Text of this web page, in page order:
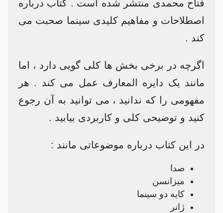
فتاح محمدی منتشر شده است . کتاب درباره
اصطلاحات و مفاهیم کلیدی سینما صحبت می
کند .
اگرچه در برخی بخش ها کلی گویی دارد ، اما
مانند یک دایره المعارف عمل می کند . هر
مفهومی را که ندانید ، می توانید به آن رجوع
کنید و توضیحی کلی و کاربردی بیابید .
در این کتاب درباره موضوعاتی مانند :
صدا
میزانسن
کایه دو سینما
ژانر